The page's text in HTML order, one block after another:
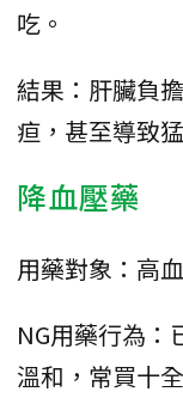
吃。
結果：肝臟負
疸，甚至導致
降血壓藥
用藥對象：高
NG用藥行為：
溫和，常買十